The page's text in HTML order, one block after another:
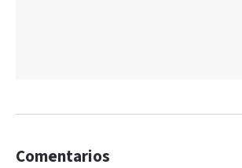
Comentarios